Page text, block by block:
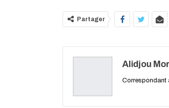
Partager
Alidjou
Correspondant